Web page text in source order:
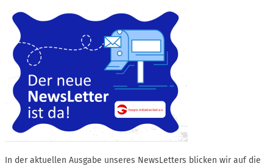
In der aktuellen Ausgabe unseres NewsLetters blicken wir auf die